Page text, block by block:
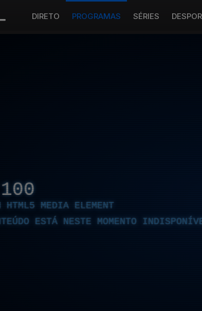
DIRETO PROGRAMAS SÉRIES
100
HTML5 MEDIA ELEMENT
ESTÁ NESTE MOMENTO